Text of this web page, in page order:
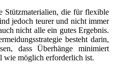
Stützmaterialien, die für flexible
jedoch teurer und nicht immer
nicht alle ein gutes Ergebnis.
besteht darin,
dass Überhänge minimiert
wie möglich erforderlich ist.